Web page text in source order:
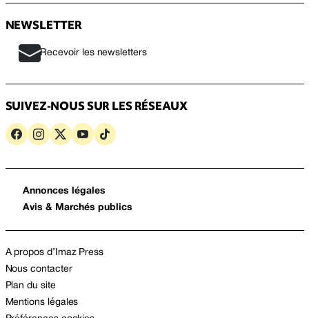
NEWSLETTER
Recevoir les newsletters
SUIVEZ-NOUS SUR LES RÉSEAUX
Annonces légales
Avis & Marchés publics
A propos d’Imaz Press
Nous contacter
Plan du site
Mentions légales